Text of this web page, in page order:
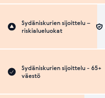
Sydäniskurien sijoittelu –
riskialueluokat
Sydäniskurien sijoittelu - 65+
väestö